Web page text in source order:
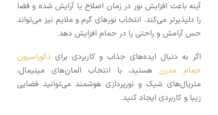
آینه باعث افزایش نور در زمان اصلاح یا آرایش شده و فضا
را دلپذیرتر می‌کند. انتخاب نورهای گرم و ملایم نیز می‌تواند
حس آرامش و راحتی را در حمام افزایش دهد.
اگر به دنبال ایده‌های جذاب و کاربردی برای دکوراسیون
حمام مدرنهستید، با انتخاب المان‌های مینیمال،
متریال‌های شیک و نورپردازی هوشمند می‌توانید فضایی
زیبا و کاربردی ایجاد کنید.